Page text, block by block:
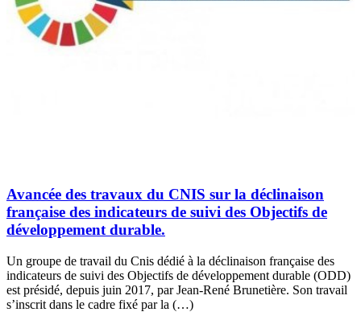
Avancée des travaux du CNIS sur la déclinaison
française des indicateurs de suivi des Objectifs de
développement durable.
Un groupe de travail du Cnis dédié à la déclinaison française des
indicateurs de suivi des Objectifs de développement durable (ODD)
est présidé, depuis juin 2017, par Jean-René Brunetière. Son travail
s’inscrit dans le cadre fixé par la (…)